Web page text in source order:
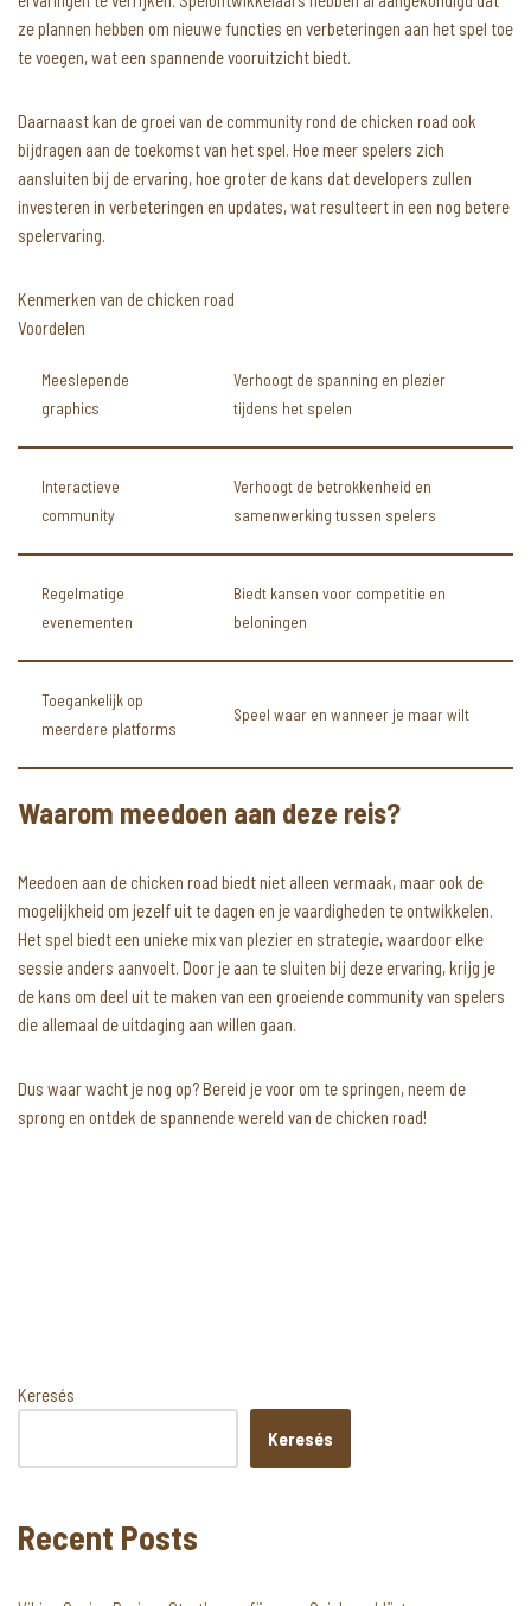
ze plannen hebben om nieuwe functies en verbeteringen aan het spel toe
te voegen, wat een spannende vooruitzicht biedt.
Daarnaast kan de groei van de community rond de chicken road ook
bijdragen aan de toekomst van het spel. Hoe meer spelers zich
aansluiten bij de ervaring, hoe groter de kans dat developers zullen
investeren in verbeteringen en updates, wat resulteert in een nog betere
spelervaring.
Kenmerken van de chicken road
Voordelen
Meeslepende
graphics
Verhoogt de spanning en plezier
tijdens het spelen
Interactieve
community
Verhoogt de betrokkenheid en
samenwerking tussen spelers
Regelmatige
evenementen
Biedt kansen voor competitie en
beloningen
Toegankelijk op
meerdere platforms
Speel waar en wanneer je maar wilt
Waarom meedoen aan deze reis?
Meedoen aan de chicken road biedt niet alleen vermaak, maar ook de
mogelijkheid om jezelf uit te dagen en je vaardigheden te ontwikkelen.
Het spel biedt een unieke mix van plezier en strategie, waardoor elke
sessie anders aanvoelt. Door je aan te sluiten bij deze ervaring, krijg je
de kans om deel uit te maken van een groeiende community van spelers
die allemaal de uitdaging aan willen gaan.
Dus waar wacht je nog op? Bereid je voor om te springen, neem de
sprong en ontdek de spannende wereld van de chicken road!
Keresés
Keresés
Recent Posts